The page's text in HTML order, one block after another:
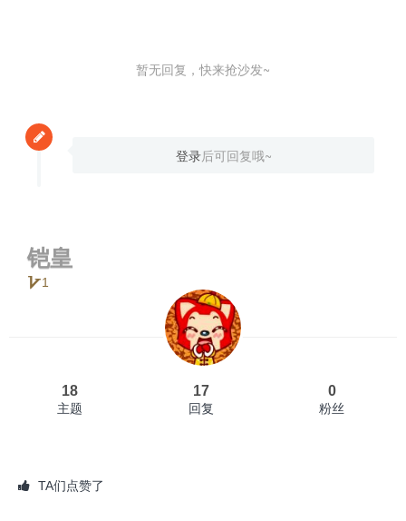
暂无回复，快来抢沙发~
登录后可回复哦~
铠皇
1
18
主题
17
回复
0
粉丝
TA们点赞了